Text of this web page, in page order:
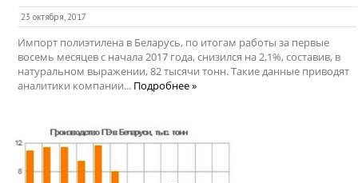
23 октября, 2017
Импорт полиэтилена в Беларусь, по итогам работы за первые
восемь месяцев с начала 2017 года, снизился на 2,1%, составив, в
натуральном выражении, 82 тысячи тонн. Такие данные приводят
аналитики компании... Подробнее »